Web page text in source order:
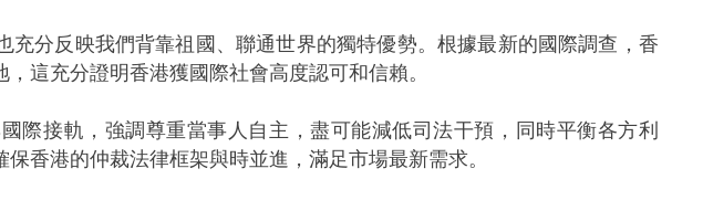
分反映我們背靠祖國、聯通世界的獨特優勢。根據最新的國際調查，香
這充分證明香港獲國際社會高度認可和信賴。
接軌，強調尊重當事人自主，盡可能減低司法干預，同時平衡各方利
香港的仲裁法律框架與時並進，滿足市場最新需求。